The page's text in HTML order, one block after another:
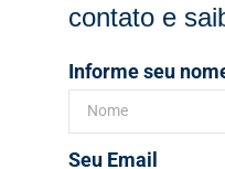
contato e
Informe seu
Seu Email